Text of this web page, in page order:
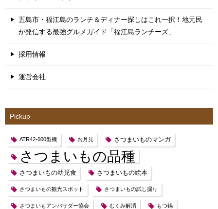
五島市・福江島のランチ＆ディナー探しはこれ一択！地元民
が発信する最強グルメガイド「福江島ランチーズ」
採用情報
運営会社
Pickup
ATR42-600型機 お月見 さつまいものマンガ
さつまいもの品種
さつまいもの幼児食 さつまいもの絵本
さつまいもの観光スポット さつまいもの試し掘り
さつまいもアンバサダー協会 むくみ解消 もつ鍋